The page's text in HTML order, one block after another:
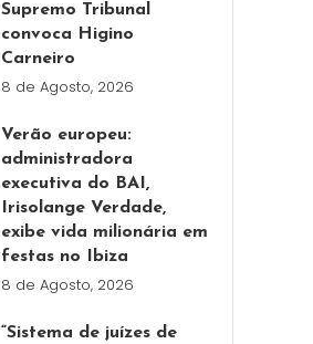
Supremo Tribunal
convoca Higino
Carneiro
8 de Agosto, 2026
Verão europeu:
administradora
executiva do BAI,
Irisolange Verdade,
exibe vida milionária em
festas no Ibiza
8 de Agosto, 2026
“Sistema de juízes de